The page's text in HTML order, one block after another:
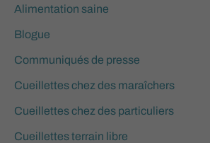
Alimentation saine
Blogue
Communiqués de presse
Cueillettes chez des maraîchers
Cueillettes chez des particuliers
Cueillettes terrain libre